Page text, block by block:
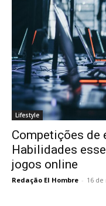
Lifestyle
Competições de
Habilidades
jogos online
Redação El Hombre - 16